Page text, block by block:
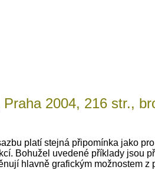
2004, 216 str.,
platí stejná připomínka jako
Bohužel uvedené příklady jsou
hlavně grafickým možnostem z